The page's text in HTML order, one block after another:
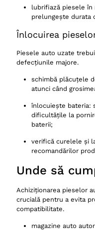
lubrifiază piesele în
prelungește durata
Înlocuirea
Piesele auto uzate
defecțiunile majore.
schimbă plăcuțele
atunci când
înlocuiește bateria:
dificultățile la
baterii;
verifică curelele și
recomandărilor
Unde să
Achiziționarea pieselor
crucială pentru a evita
compatibilitate.
magazine auto